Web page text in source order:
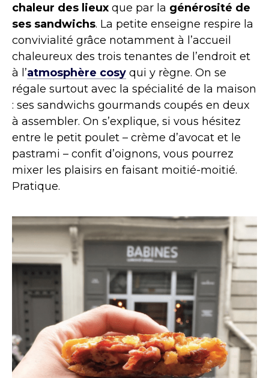
chaleur des lieux que par la générosité de
ses sandwichs. La petite enseigne respire la
convivialité grâce notamment à l’accueil
chaleureux des trois tenantes de l’endroit et
à l’atmosphère cosy qui y règne. On se
régale surtout avec la spécialité de la maison
: ses sandwichs gourmands coupés en deux
à assembler. On s’explique, si vous hésitez
entre le petit poulet – crème d’avocat et le
pastrami – confit d’oignons, vous pourrez
mixer les plaisirs en faisant moitié-moitié.
Pratique.